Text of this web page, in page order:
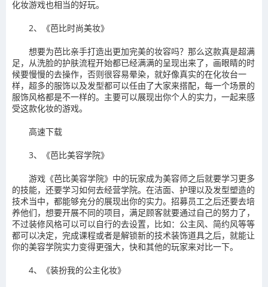
化妆游戏也相当的好玩。
2、《芭比时尚美妆》
想要为芭比亲手打造出更加完美的妆容吗？那么这款真是超满
足，从洗脸的护肤流程开始都已经满满的呈现出来了，画眼睛的时
候要慢慢的去操作，否则很容易晕染，就好像真实的在化妆台一
样，超多的服饰以及发型都可以任由了大家来搭配，每一个场景的
服饰风格都是不一样的。主要可以展现出你个人的实力，一起来感
受这款化妆的游戏。
高速下载
3、《芭比美容学院》
游戏《芭比美容学院》中的玩家成为美容师之后就要学习更多
的技能，还要学习如何去经营学院。在洁面、护理以及发型塑造的
技术当中，都能够充分的展现出你的实力。招募员工之后还要去培
养他们，想要开展不同的项目，满足顾客就要通过自己的努力了，
不过装修风格可以可以自行的去设置，比如：公主风、简约风等等
都可以决定，完成课程或者是解锁新的技术装饰道具之后，就能让
你的美容学院实力变得更强大，快和其他的玩家来对比一下。
4、《装扮我的公主化妆》